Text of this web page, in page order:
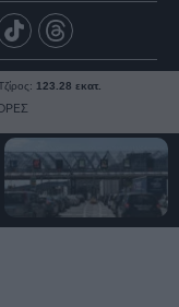
123.28 εκατ.